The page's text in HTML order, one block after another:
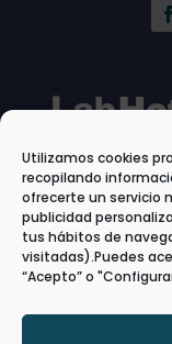
Utilizamos cookies
recopilando
ofrecerte un servicio
publicidad
tus hábitos de
visitadas).Puedes
“Acepto” o